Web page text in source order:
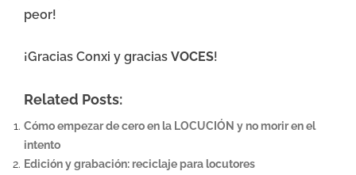
peor!
¡Gracias Conxi y gracias VOCES!
Related Posts:
Cómo empezar de cero en la LOCUCIÓN y no morir en el
intento
Edición y grabación: reciclaje para locutores